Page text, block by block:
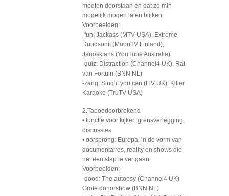
moeten doorstaan en dat zo min
mogelijk mogen laten blijken
Voorbeelden:
-fun: Jackass (MTV USA), Extreme
Duudsonit (MoonTV Finland),
Janoskians (YouTube Australië)
-quiz: Distraction (Channel4 UK), Rat
van Fortuin (BNN NL)
-zang: Sing if you can (ITV UK), Killer
Karaoke (TruTV USA)
2.Taboedoorbrekend
• functie voor kijker: grensverlegging,
discussies
• oorsprong: Europa, in de vorm van
documentaires, reality en shows die
net een stap te ver gaan
Voorbeelden:
-dood: The autopsy (Channel4 UK)
Grote donorshow (BNN NL)